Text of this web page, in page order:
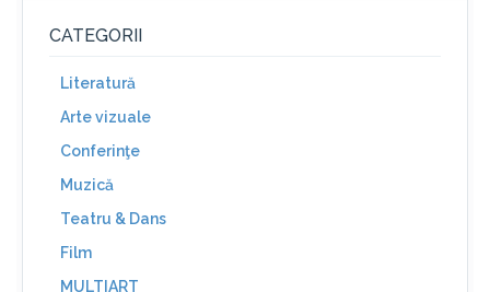
CATEGORII
Literatură
Arte vizuale
Conferinţe
Muzică
Teatru & Dans
Film
MULTIART